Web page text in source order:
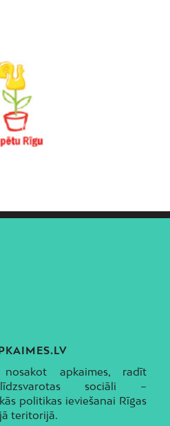
apkaimes, radīt
līdzsvarotas sociāli –
politikas ieviešanai Rīgas
teritorijā.